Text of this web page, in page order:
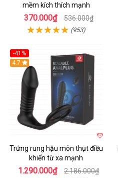
mềm kích thích mạnh
370.000₫ 536.000₫
(953)
-41%
Hot
4.7
Trứng rung hậu môn thụt điều
khiển từ xa mạnh
1.290.000₫ 2.186.000₫